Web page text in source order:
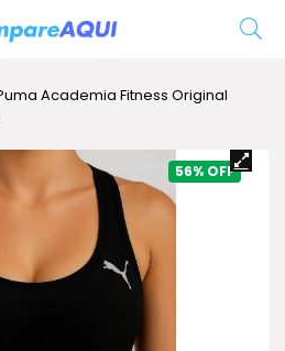
Academia Fitness Original
56%